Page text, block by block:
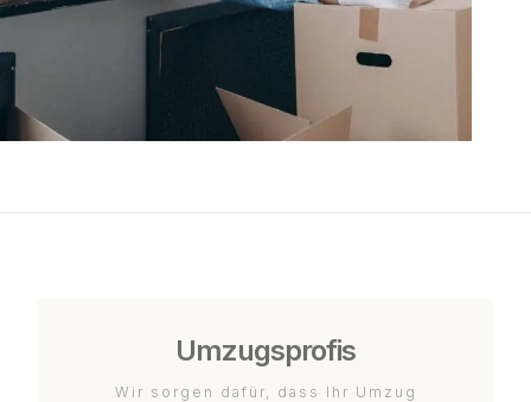
Umzugsprofis
Wir sorgen dafür, dass Ihr Umzug